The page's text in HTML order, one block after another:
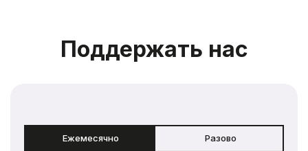
Поддержать нас
Ежемесячно Разово